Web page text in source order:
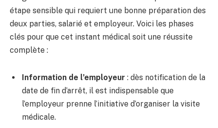
étape sensible qui requiert une bonne préparation des
deux parties, salarié et employeur. Voici les phases
clés pour que cet instant médical soit une réussite
complète :
Information de l’employeur : dès notification de la
date de fin d’arrêt, il est indispensable que
l’employeur prenne l’initiative d’organiser la visite
médicale.